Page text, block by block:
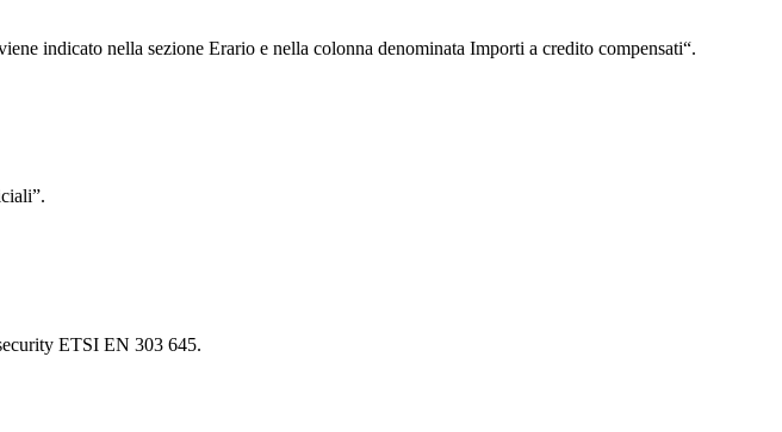
indicato nella sezione Erario e nella colonna denominata Importi a credito compensati“.
ETSI EN 303 645.